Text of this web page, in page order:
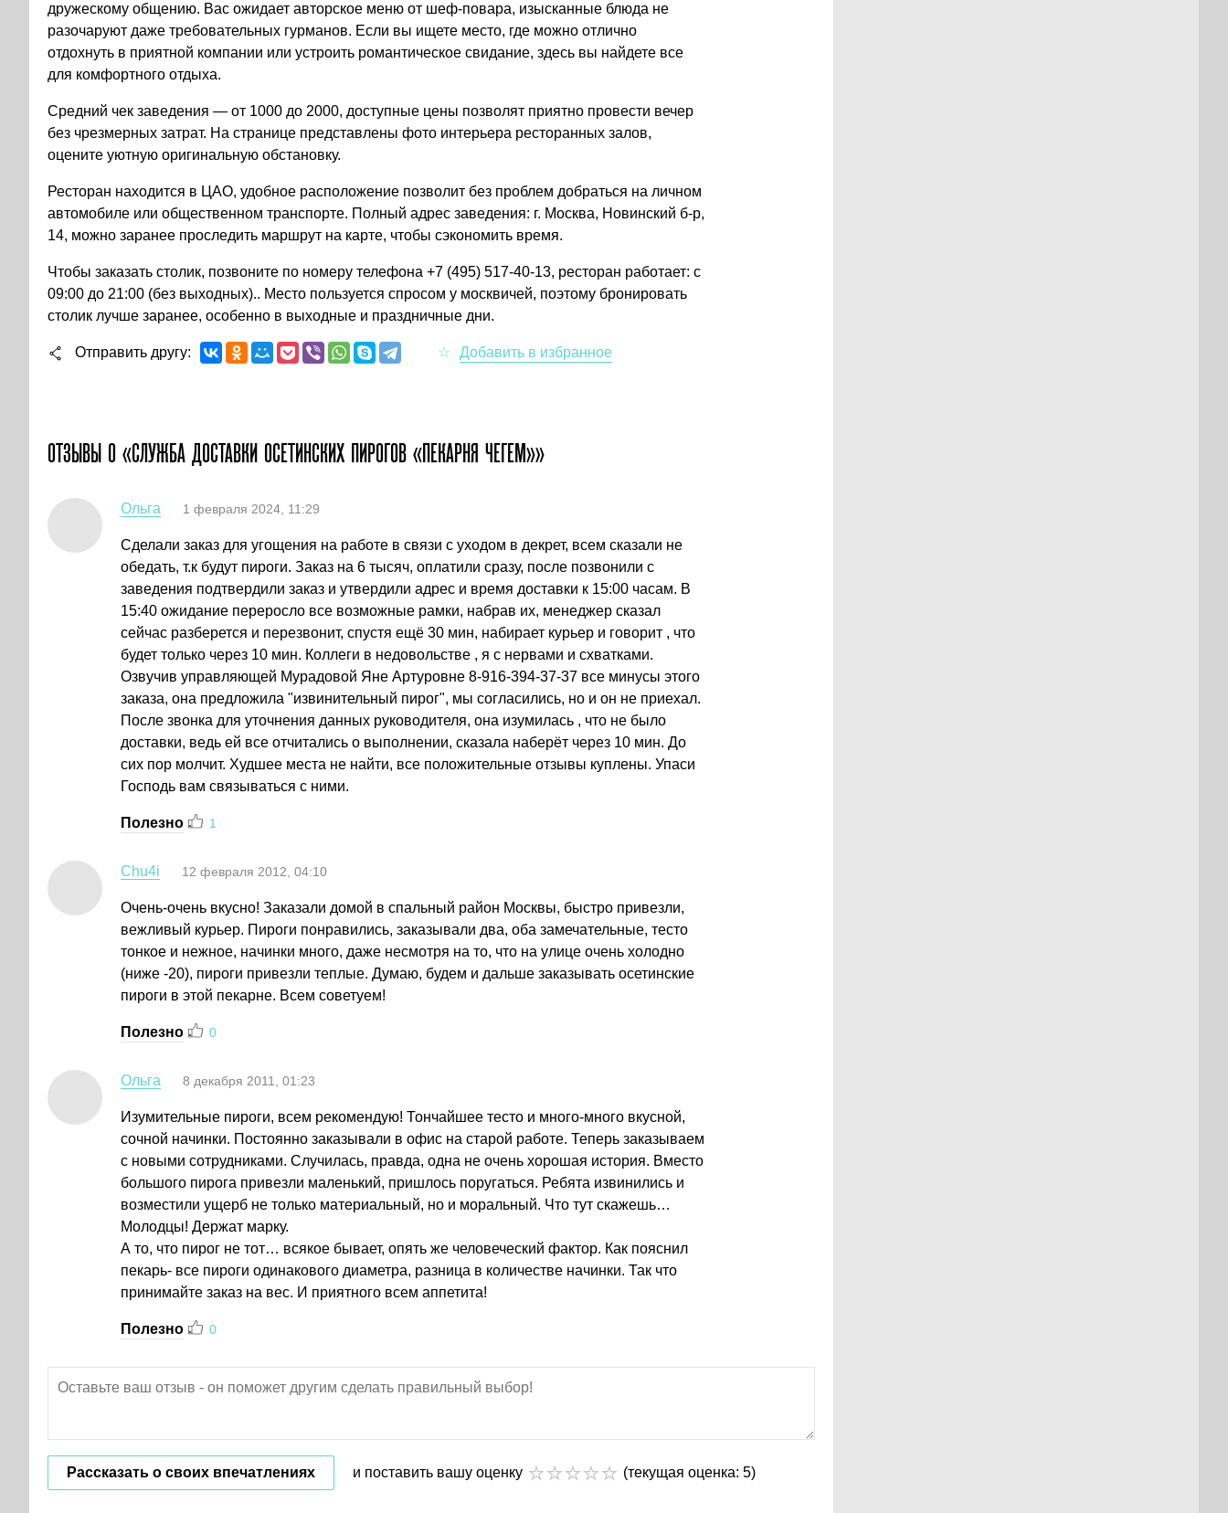
дружескому общению. Вас ожидает авторское меню от шеф-повара, изысканные блюда не
разочаруют даже требовательных гурманов. Если вы ищете место, где можно отлично
отдохнуть в приятной компании или устроить романтическое свидание, здесь вы найдете все
для комфортного отдыха.
Средний чек заведения — от 1000 до 2000, доступные цены позволят приятно провести вечер
без чрезмерных затрат. На странице представлены фото интерьера ресторанных залов,
оцените уютную оригинальную обстановку.
Ресторан находится в ЦАО, удобное расположение позволит без проблем добраться на личном
автомобиле или общественном транспорте. Полный адрес заведения: г. Москва, Новинский б-р,
14, можно заранее проследить маршрут на карте, чтобы сэкономить время.
Чтобы заказать столик, позвоните по номеру телефона +7 (495) 517-40-13, ресторан работает: с
09:00 до 21:00 (без выходных).. Место пользуется спросом у москвичей, поэтому бронировать
столик лучше заранее, особенно в выходные и праздничные дни.
Отправить другу
ОТЗЫВЫ О «СЛУЖБА ДОСТАВКИ ОСЕТИНСКИХ ПИРОГОВ «ПЕКАРНЯ ЧЕГЕМ»»
Ольга 1 февраля 2024, 11:29
Сделали заказ для угощения на работе в связи с уходом в декрет, всем сказали не
обедать, т.к будут пироги. Заказ на 6 тысяч, оплатили сразу, после позвонили с
заведения подтвердили заказ и утвердили адрес и время доставки к 15:00 часам. В
15:40 ожидание переросло все возможные рамки, набрав их, менеджер сказал
сейчас разберется и перезвонит, спустя ещё 30 мин, набирает курьер и говорит , что
будет только через 10 мин. Коллеги в недовольстве , я с нервами и схватками.
Озвучив управляющей Мурадовой Яне Артуровне 8-916-394-37-37 все минусы этого
заказа, она предложила "извинительный пирог", мы согласились, но и он не приехал.
После звонка для уточнения данных руководителя, она изумилась , что не было
доставки, ведь ей все отчитались о выполнении, сказала наберёт через 10 мин. До
сих пор молчит. Худшее места не найти, все положительные отзывы куплены. Упаси
Господь вам связываться с ними.
Полезно 1
Chu4i 12 февраля 2012, 04:10
Очень-очень вкусно! Заказали домой в спальный район Москвы, быстро привезли,
вежливый курьер. Пироги понравились, заказывали два, оба замечательные, тесто
тонкое и нежное, начинки много, даже несмотря на то, что на улице очень холодно
(ниже -20), пироги привезли теплые. Думаю, будем и дальше заказывать осетинские
пироги в этой пекарне. Всем советуем!
Полезно 0
Ольга 8 декабря 2011, 01:23
Изумительные пироги, всем рекомендую! Тончайшее тесто и много-много вкусной,
сочной начинки. Постоянно заказывали в офис на старой работе. Теперь заказываем
с новыми сотрудниками. Случилась, правда, одна не очень хорошая история. Вместо
большого пирога привезли маленький, пришлось поругаться. Ребята извинились и
возместили ущерб не только материальный, но и моральный. Что тут скажешь…
Молодцы! Держат марку.
А то, что пирог не тот… всякое бывает, опять же человеческий фактор. Как пояснил
пекарь- все пироги одинакового диаметра, разница в количестве начинки. Так что
принимайте заказ на вес. И приятного всем аппетита!
Полезно 0
Рассказать о своих впечатлениях и поставить вашу оценку (текущая оценка: 5)